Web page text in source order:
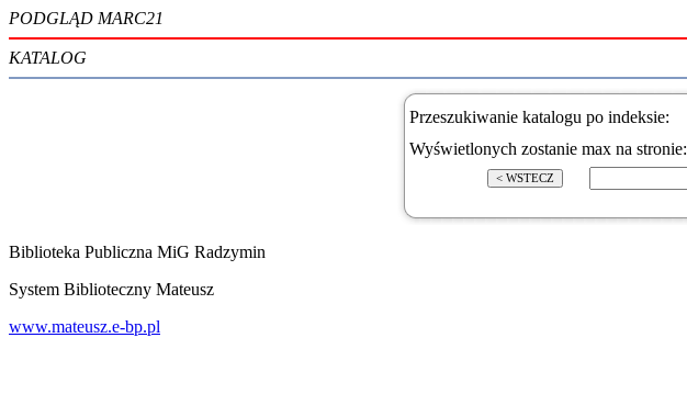
PODGLĄD MARC21
KATALOG
Przeszukiwanie katalogu po indeksie:
Wyświetlonych zostanie max na stronie:
Biblioteka Publiczna MiG Radzymin
System Biblioteczny Mateusz
www.mateusz.e-bp.pl